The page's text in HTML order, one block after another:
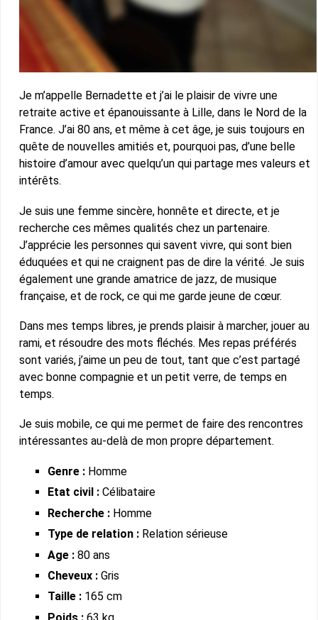
Je m’appelle Bernadette et j’ai le plaisir de vivre une
retraite active et épanouissante à Lille, dans le Nord de la
France. J’ai 80 ans, et même à cet âge, je suis toujours en
quête de nouvelles amitiés et, pourquoi pas, d’une belle
histoire d’amour avec quelqu’un qui partage mes valeurs et
intérêts.
Je suis une femme sincère, honnête et directe, et je
recherche ces mêmes qualités chez un partenaire.
J’apprécie les personnes qui savent vivre, qui sont bien
éduquées et qui ne craignent pas de dire la vérité. Je suis
également une grande amatrice de jazz, de musique
française, et de rock, ce qui me garde jeune de cœur.
Dans mes temps libres, je prends plaisir à marcher, jouer au
rami, et résoudre des mots fléchés. Mes repas préférés
sont variés, j’aime un peu de tout, tant que c’est partagé
avec bonne compagnie et un petit verre, de temps en
temps.
Je suis mobile, ce qui me permet de faire des rencontres
intéressantes au-delà de mon propre département.
Genre : Homme
Etat civil : Célibataire
Recherche : Homme
Type de relation : Relation sérieuse
Age : 80 ans
Cheveux : Gris
Taille : 165 cm